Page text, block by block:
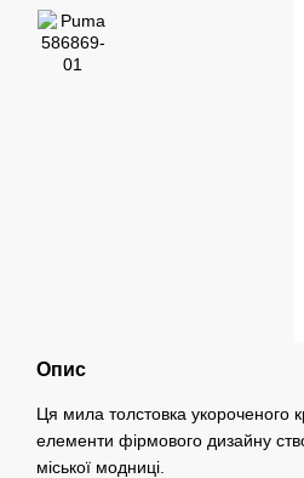
Опис
Ця мила толстовка укороченого
елементи фірмового дизайну
міської модниці.